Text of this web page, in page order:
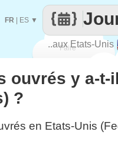
Faire
..aux Etats-Unis
FR ES ▼
ouvrés y a-t-
?
en Etats-Unis